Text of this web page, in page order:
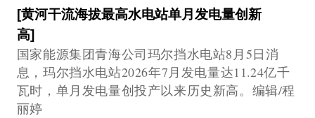
[黄河干流海拔最高水电站单月发电量创新
高]
国家能源集团青海公司玛尔挡水电站8月5日消
息，玛尔挡水电站2026年7月发电量达11.24亿千
瓦时，单月发电量创投产以来历史新高。编辑/程
丽婷